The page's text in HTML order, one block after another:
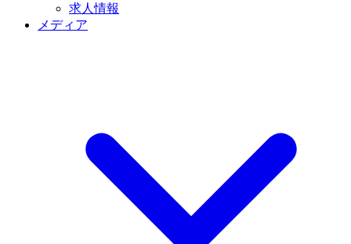
求人情報
メディア